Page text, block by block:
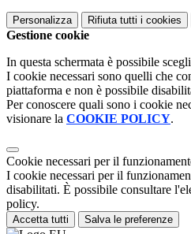
Personalizza Rifiuta tutti i cookies
Gestione cookie
In questa schermata è possibile
I cookie necessari sono quelli che
piattaforma e non è possibile
Per conoscere quali sono i cookie
visionare la COOKIE POLICY.
Cookie necessari per il
I cookie necessari per il
disabilitati. È possibile consultare
policy.
Accetta tutti Salva le preferenze